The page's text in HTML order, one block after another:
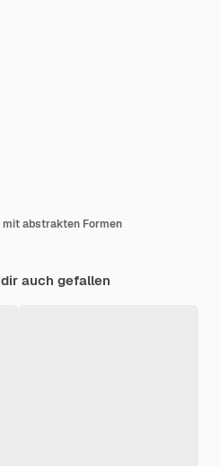
mit abstrakten Formen
auch gefallen